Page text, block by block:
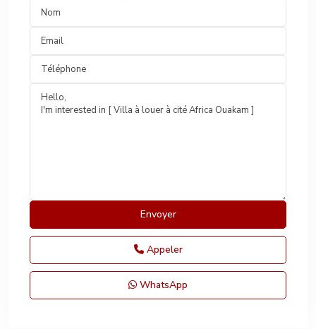
Appeler
WhatsApp